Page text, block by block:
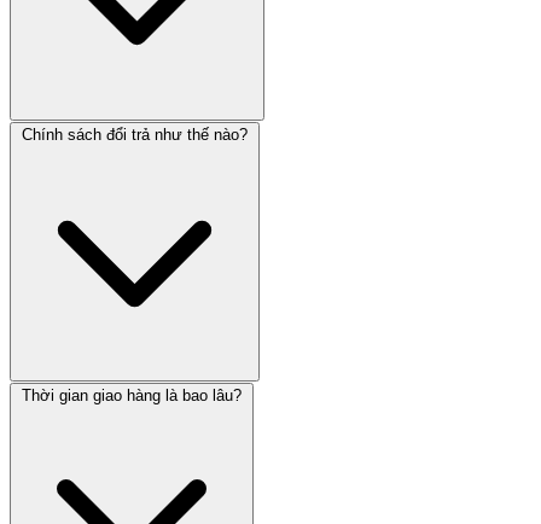
Chính sách đổi trả như thế nào?
Thời gian giao hàng là bao lâu?